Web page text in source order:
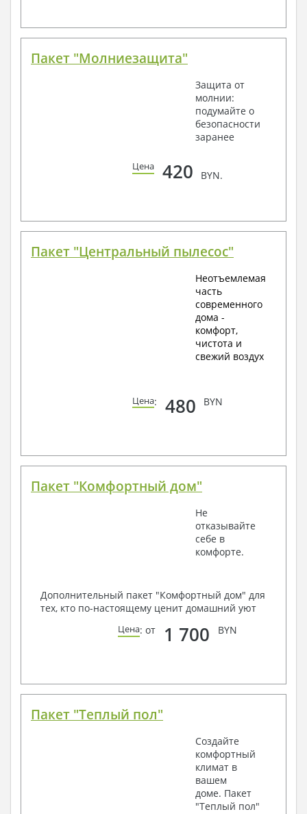
Пакет "Молниезащита"
Защита от
молнии:
подумайте о
безопасности
заранее
Цена 420 BYN.
Пакет "Центральный пылесос"
Неотъемлемая
часть
современного
дома -
комфорт,
чистота и
свежий воздух
Цена: 480 BYN
Пакет "Комфортный дом"
Не
отказывайте
себе в
комфорте.
Дополнительный пакет "Комфортный дом" для
тех, кто по-настоящему ценит домашний уют
Цена: от 1 700 BYN
Пакет "Теплый пол"
Создайте
комфортный
климат в
вашем
доме. Пакет
"Теплый пол"